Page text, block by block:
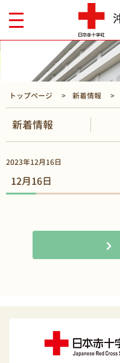
トップページ 新着情報
新着情報
2023年12月16日
12月16日